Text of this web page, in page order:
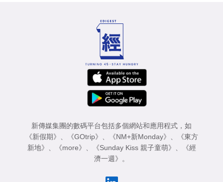
新傳媒集團的數碼平台包括多個網站和應用程式，如
《新假期》
《GOtrip》 《NM+新Monday》
《東方
新地》
《more》 《Sunday Kiss 親子童萌》
《經
濟一週》
。